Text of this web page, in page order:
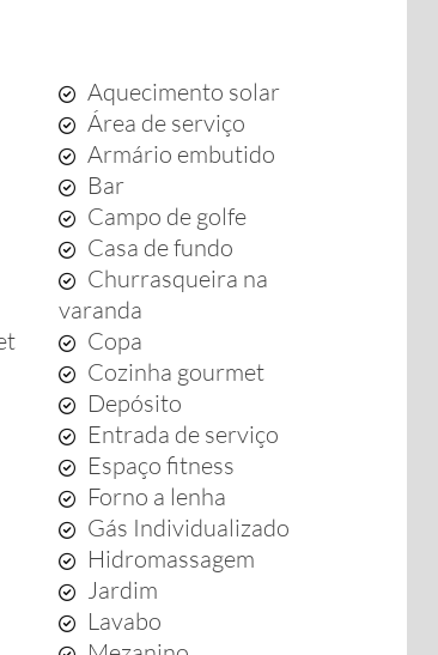
Aquecimento solar
Área de serviço
Armário embutido
Bar
Campo de golfe
Casa de fundo
Churrasqueira na
varanda
Copa
Cozinha gourmet
Depósito
Entrada de serviço
Espaço fitness
Forno a lenha
Gás Individualizado
Hidromassagem
Jardim
Lavabo